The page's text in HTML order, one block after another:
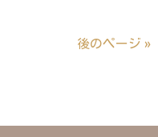
後のページ »